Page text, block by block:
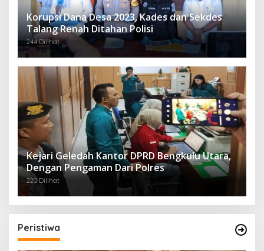
Korupsi Dana Desa 2023, Kades dan Sekdes
Talang Renah Ditahan Polisi
244 Dilihat
Kejari Geledah Kantor DPRD Bengkulu Utara,
Dengan Pengaman Dari Polres
220 Dilihat
Peristiwa